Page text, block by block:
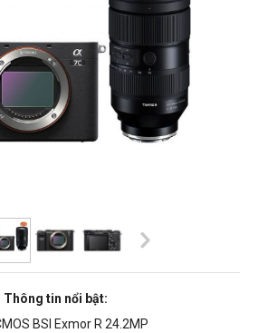
Thông tin nổi bật:
BSI Exmor R 24.2MP